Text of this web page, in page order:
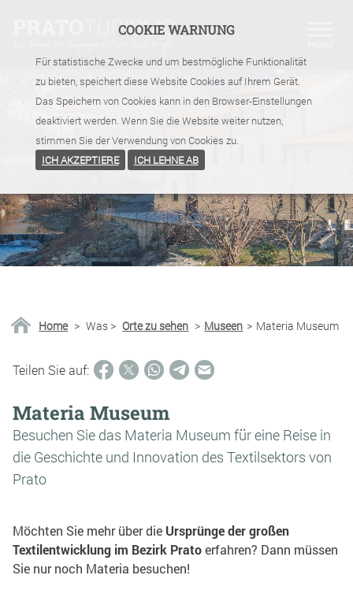
COOKIE WARNUNG
Für statistische Zwecke und um bestmögliche Funktionalität
zu bieten, speichert diese Website Cookies auf Ihrem Gerät.
Das Speichern von Cookies kann in den Browser-Einstellungen
deaktiviert werden. Wenn Sie die Website weiter nutzen,
stimmen Sie der Verwendung von Cookies zu.
ICH AKZEPTIERE
ICH LEHNE AB
Home > Was > Orte zu sehen > Museen > Materia Museum
Teilen Sie auf:
Materia Museum
Besuchen Sie das Materia Museum für eine Reise in
die Geschichte und Innovation des Textilsektors von
Prato
Möchten Sie mehr über die Ursprünge der großen
Textilentwicklung im Bezirk Pratoerfahren? Dann müssen
Sie nur noch Materia besuchen!